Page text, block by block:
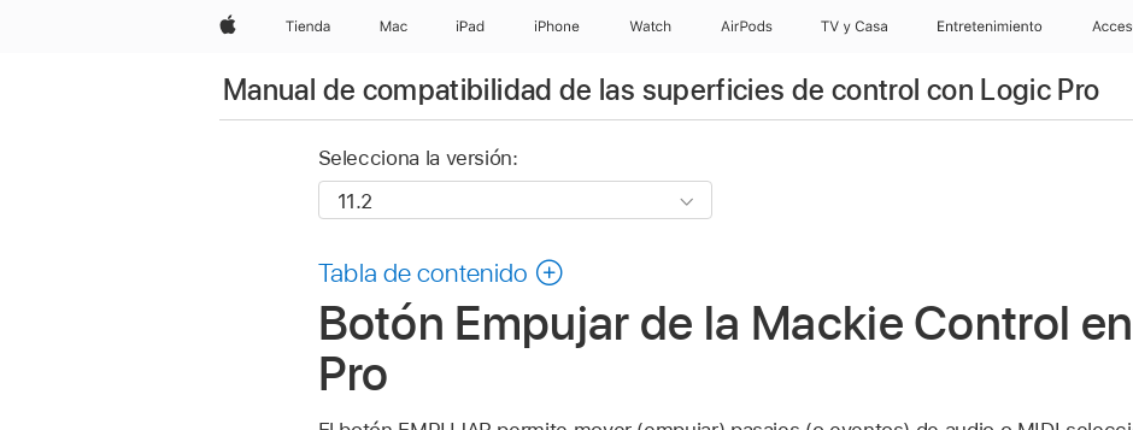
AppleTienda Mac iPad iPhone Watch AirPods TV & Casa Entretenimiento
Manual de compatibilidad de las superficies de control con Logic Pro
Selecciona la versión:
Tabla de contenido
Botón Empujar de la Mackie Control
Pro